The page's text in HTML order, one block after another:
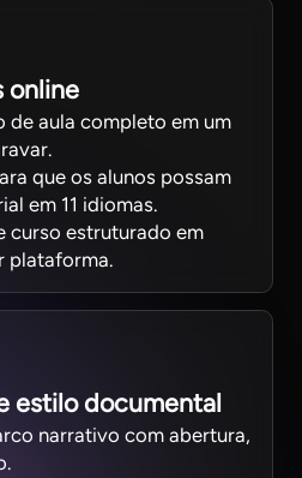
online
de aula completo em um
que os alunos possam
em 11 idiomas.
curso estruturado em
plataforma.
estilo documental
narrativo com abertura,